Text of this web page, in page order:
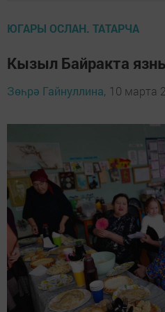
ЮГАРЫ ОСЛАН. ТАТАРЧА
Кызыл Байракта
Зөһрә Гайнуллина, 10 марта